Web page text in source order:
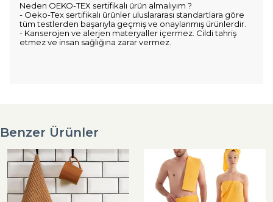
Neden OEKO-TEX sertifikalı ürün almalıyım ?
- Oeko-Tex sertifikalı ürünler uluslararası standartlara göre
tüm testlerden başarıyla geçmiş ve onaylanmış ürünlerdir.
- Kanserojen ve alerjen materyaller içermez. Cildi tahriş
etmez ve insan sağlığına zarar vermez.
Benzer Ürünler